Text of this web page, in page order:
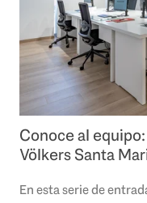
Conoce al
Völkers Santa
En esta serie de